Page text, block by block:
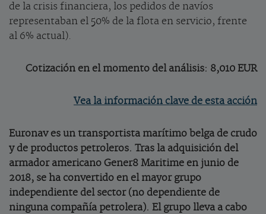
de la crisis financiera, los pedidos de navíos
representaban el 50% de la flota en servicio, frente
al 6% actual).
Cotización en el momento del análisis: 8,010 EUR
Vea la información clave de esta acción
Euronav es un transportista marítimo belga de crudo
y de productos petroleros. Tras la adquisición del
armador americano Gener8 Maritime en junio de
2018, se ha convertido en el mayor grupo
independiente del sector (no dependiente de
ninguna compañía petrolera). El grupo lleva a cabo